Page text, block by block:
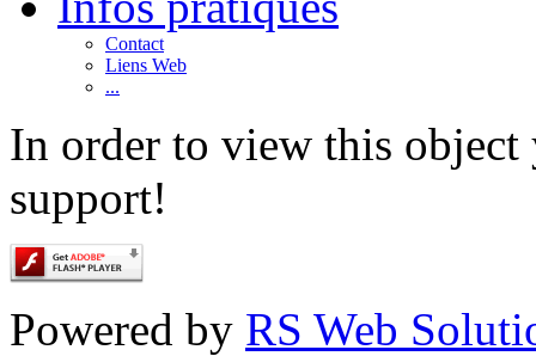
Contact
Liens Web
...
In order to view this object
support!
Powered by RS Web